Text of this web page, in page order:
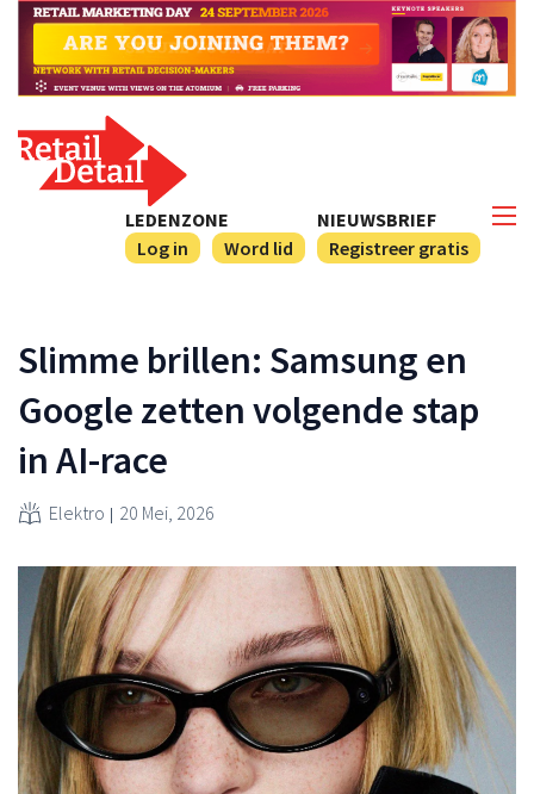
NIEUWSBRIEF
Registreer gratis
LEDENZONE
Log in
Word lid
Slimme brillen: Samsung en
Google zetten volgende stap
in AI-race
Elektro 20 Mei, 2026